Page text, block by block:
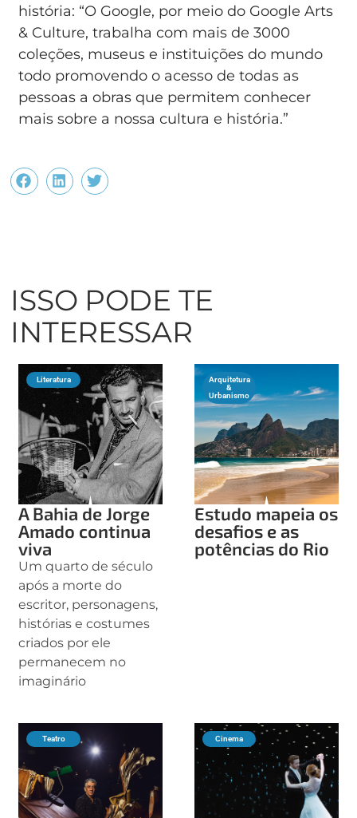
história: “O Google, por meio do Google Arts
& Culture, trabalha com mais de 3000
coleções, museus e instituições do mundo
todo promovendo o acesso de todas as
pessoas a obras que permitem conhecer
mais sobre a nossa cultura e história.”
ISSO PODE TE
INTERESSAR
Literatura
A Bahia de Jorge
Amado continua
viva
Um quarto de século
após a morte do
escritor, personagens,
histórias e costumes
criados por ele
permanecem no
imaginário
Arquitetura
&
Urbanismo
Estudo mapeia os
desafios e as
potências do Rio
Teatro Cinema